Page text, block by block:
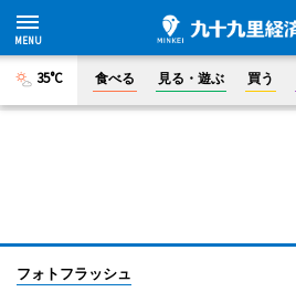
35°C 食べる 見る・遊ぶ 買う
フォトフラッシュ